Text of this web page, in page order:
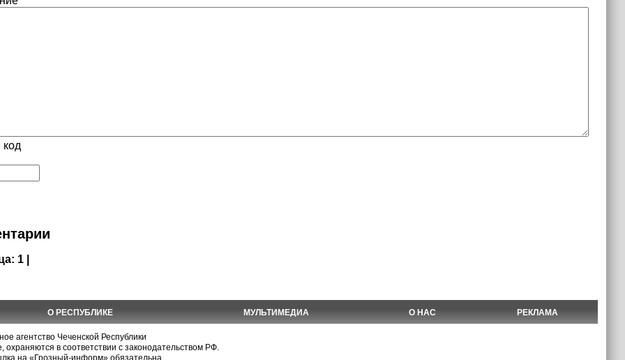
код
1 |
О РЕСПУБЛИКЕ МУЛЬТИМЕДИА О НАС РЕКЛАМА
агентство Чеченской Республики
в соответствии с законодательством РФ.
на «Грозный-информ» обязательна.